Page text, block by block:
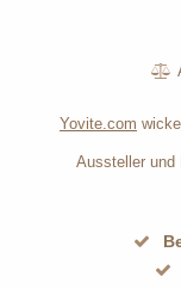
Yovite.com
Aussteller und